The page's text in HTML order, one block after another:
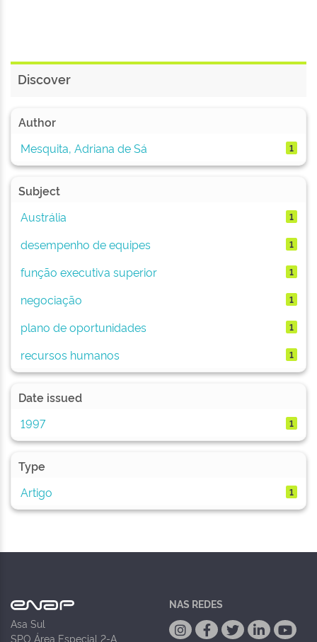
Discover
Author
Mesquita, Adriana de Sá
1
Subject
Austrália
1
desempenho de equipes 1
função executiva superior 1
negociação 1
plano de oportunidades 1
recursos humanos 1
Date issued
1997
1
Type
Artigo
1
Asa Sul
SPO Área Especial 2-A
NAS REDES